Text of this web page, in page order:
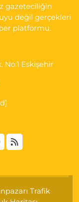
gazeteciliğin
değil gerçekleri
platformu.
No:1 Eskişehir
Trafik